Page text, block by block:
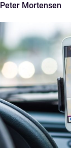
Peter Mortensen